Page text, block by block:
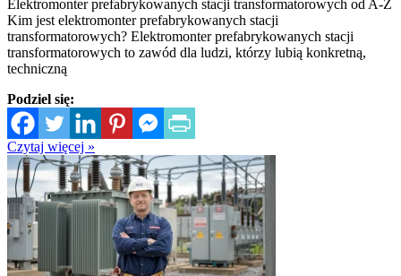
Elektromonter prefabrykowanych stacji transformatorowych od A-Z
Kim jest elektromonter prefabrykowanych stacji
transformatorowych? Elektromonter prefabrykowanych stacji
transformatorowych to zawód dla ludzi, którzy lubią konkretną,
techniczną
Podziel się:
Czytaj więcej »